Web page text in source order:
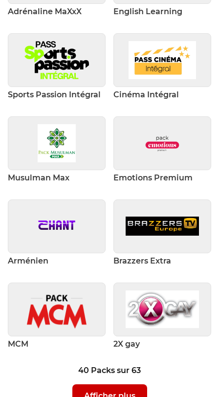
Adrénaline MaXxX English Learning
Sports Passion Intégral Cinéma Intégral
Musulman Max Emotions Premium
Arménien Brazzers Extra
MCM 2X gay
40 Packs sur 63